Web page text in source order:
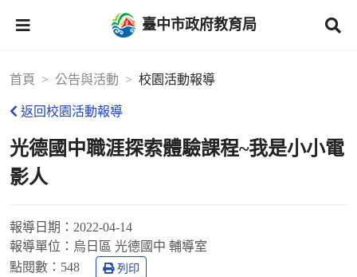
臺中市政府教育局
首頁 公告與活動 校園活動報導
返回校園活動報導
光德國中職涯探索體驗課程~我是小小電
影人
報導日期： 2022-04-14
報導單位： 烏日區 光德國中 輔導室
點閱數： 548 列印